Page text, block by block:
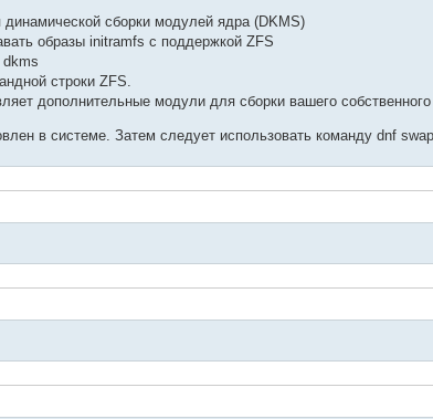
сборки модулей ядра (DKMS)
образы initramfs с поддержкой ZFS
строки ZFS.
дополнительные модули для сборки вашего собственного
в системе. Затем следует использовать команду dnf